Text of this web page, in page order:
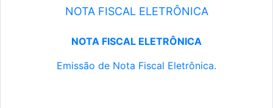
NOTA FISCAL ELETRÔNICA
NOTA FISCAL ELETRÔNICA
Emissão de Nota Fiscal Eletrônica.